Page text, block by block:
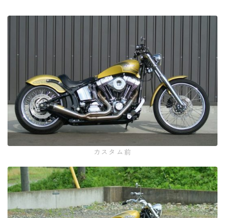
カスタム前